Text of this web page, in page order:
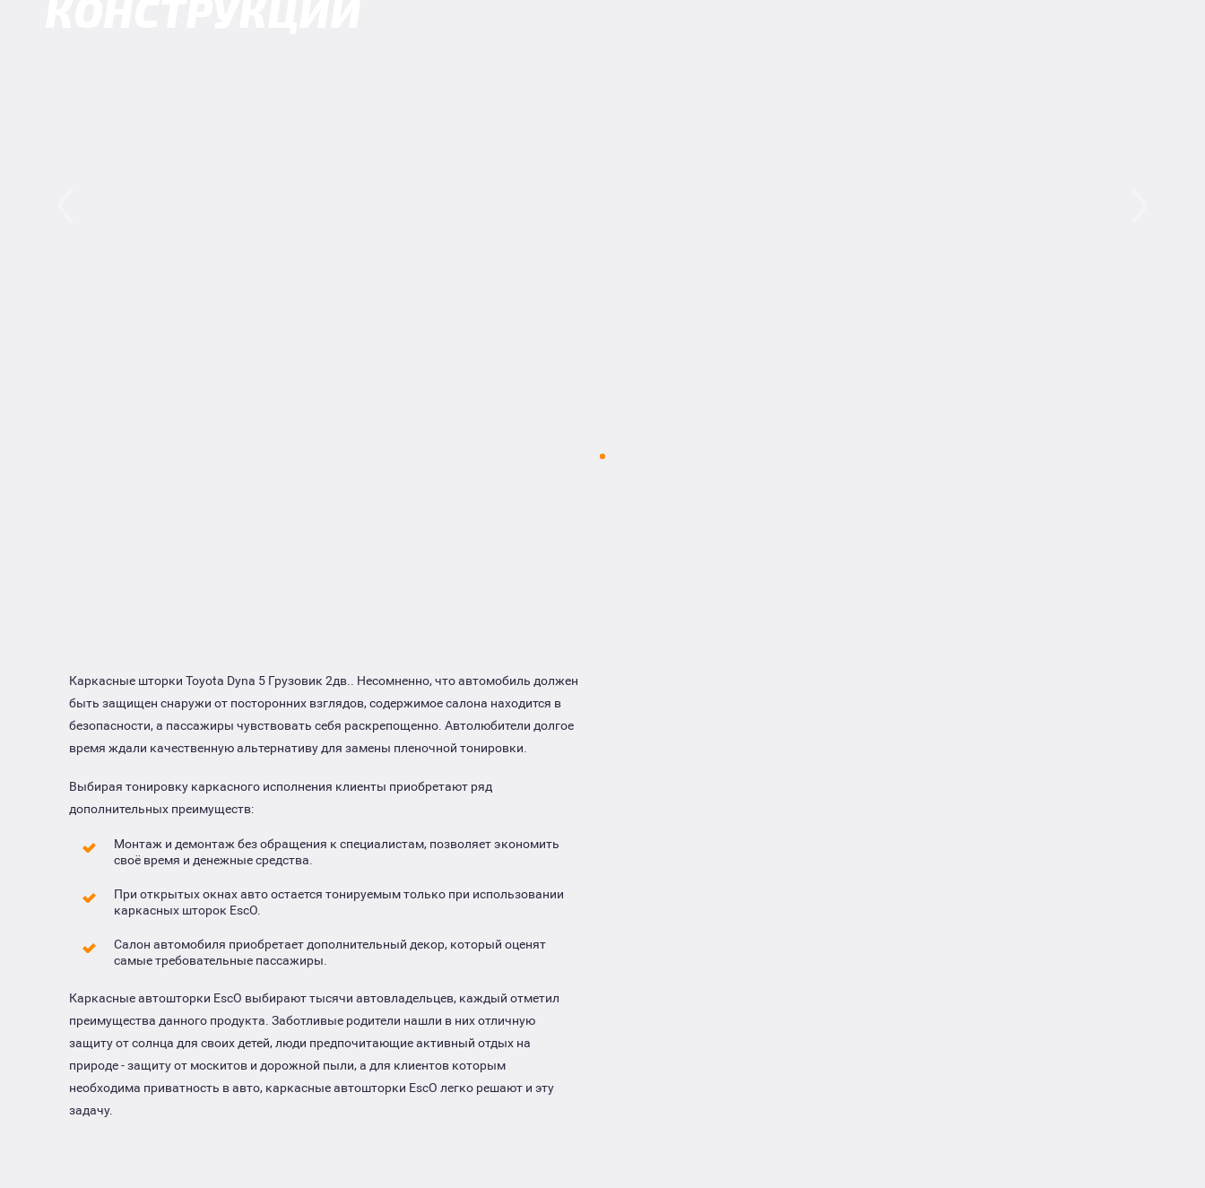
Каркасные шторки Toyota Dyna 5 Грузовик 2дв.. Несомненно, что автомобиль должен
быть защищен снаружи от посторонних взглядов, содержимое салона находится в
безопасности, а пассажиры чувствовать себя раскрепощенно. Автолюбители долгое
время ждали качественную альтернативу для замены пленочной тонировки.
Выбирая тонировку каркасного исполнения клиенты приобретают ряд
дополнительных преимуществ:
Монтаж и демонтаж без обращения к специалистам, позволяет экономить
своё время и денежные средства.
При открытых окнах авто остается тонируемым только при использовании
каркасных шторок EscO.
Салон автомобиля приобретает дополнительный декор, который оценят
самые требовательные пассажиры.
Каркасные автошторки EscO выбирают тысячи автовладельцев, каждый отметил
преимущества данного продукта. Заботливые родители нашли в них отличную
защиту от солнца для своих детей, люди предпочитающие активный отдых на
природе - защиту от москитов и дорожной пыли, а для клиентов которым
необходима приватность в авто, каркасные автошторки EscO легко решают и эту
задачу.